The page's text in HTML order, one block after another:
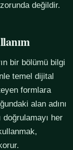
değildir.
bir bölümü bilgi
temel dijital
formlara
alan adını
her